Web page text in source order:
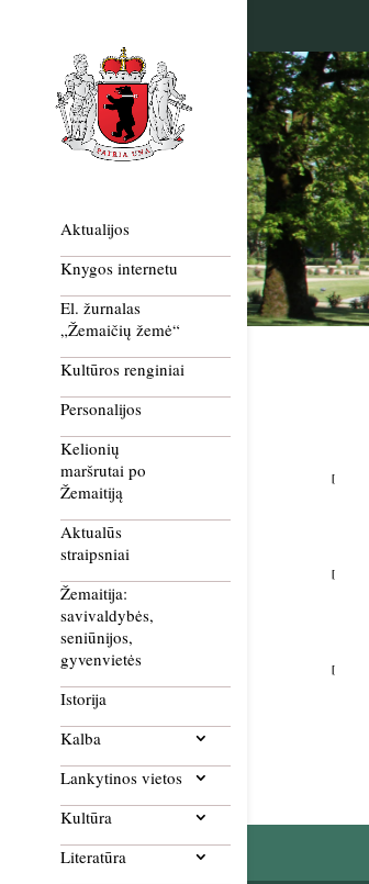
Aktualijos
Knygos internetu
El. žurnalas
„Žemaičių žemė“
Kultūros renginiai
Personalijos
Kelionių
maršrutai po
Žemaitiją
Aktualūs
straipsniai
Žemaitija:
savivaldybės,
seniūnijos,
gyvenvietės
Istorija
Kalba
Lankytinos vietos
Kultūra
Literatūra